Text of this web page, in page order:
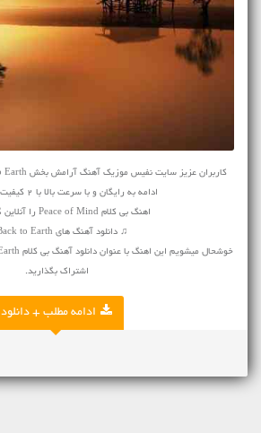
ادامه به رایگان و با سرعت بالا با 2 کیفیت دانلود کنید
اهنگ بی کلام Peace of Mind را آنلاین گوش کنید
♫ دانلود آهنگ های Back to Earth ♫
اشتراک بگذارید.
ادامه مطلب + دانلود